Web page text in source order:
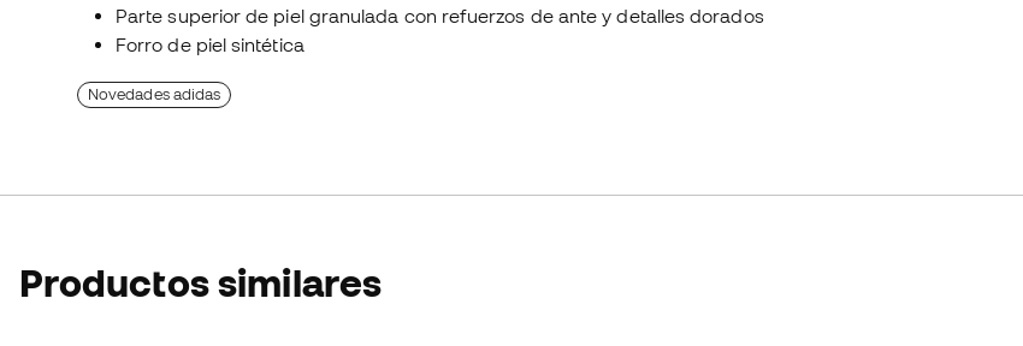
Parte superior de piel granulada con refuerzos de ante y detalles dorados
Forro de piel sintética
Novedades adidas
Productos similares